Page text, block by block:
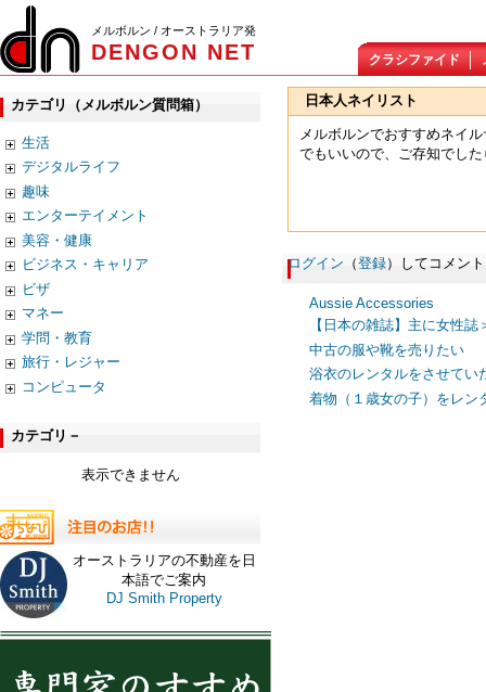
メルボルン / オーストラリア発
DENGON NET クラシファイド
カテゴリ（メルボルン質問箱）
生活
デジタルライフ
趣味
エンターテイメント
美容・健康
ビジネス・キャリア
ビザ
マネー
学問・教育
旅行・レジャー
コンピュータ
カテゴリ－
表示できません
オーストラリアの不動産を日
本語でご案内
DJ Smith Property
日本人ネイリスト
メルボルンでおすすめネイ
でもいいので、ご存知でし
ログイン （登録）してコメン
【日本の雑誌】主に女性誌
中古の服や靴を売りたい
浴衣のレンタルをさせてい
着物（１歳女の子）をレン